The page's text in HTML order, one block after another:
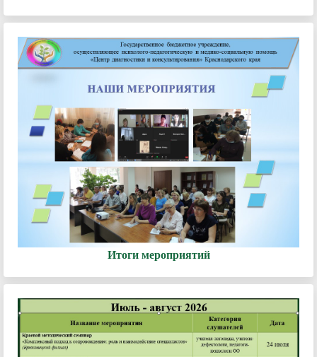
Итоги мероприятий